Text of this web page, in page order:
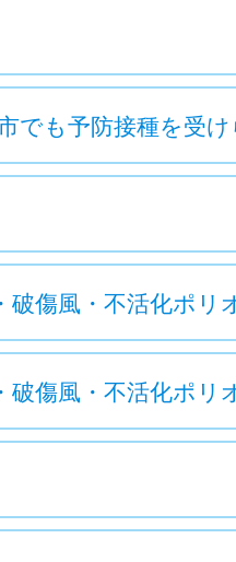
でも予防接種を受け
傷風・不活化ポリ
傷風・不活化ポリ